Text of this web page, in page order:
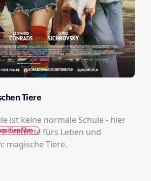
Tiere
ist keine normale Schule - hier
Freunde fürs Leben und
magische Tiere.